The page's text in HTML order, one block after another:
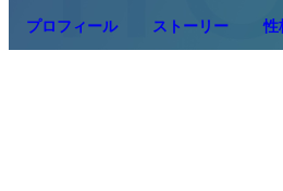
プロフィール ストーリー 性